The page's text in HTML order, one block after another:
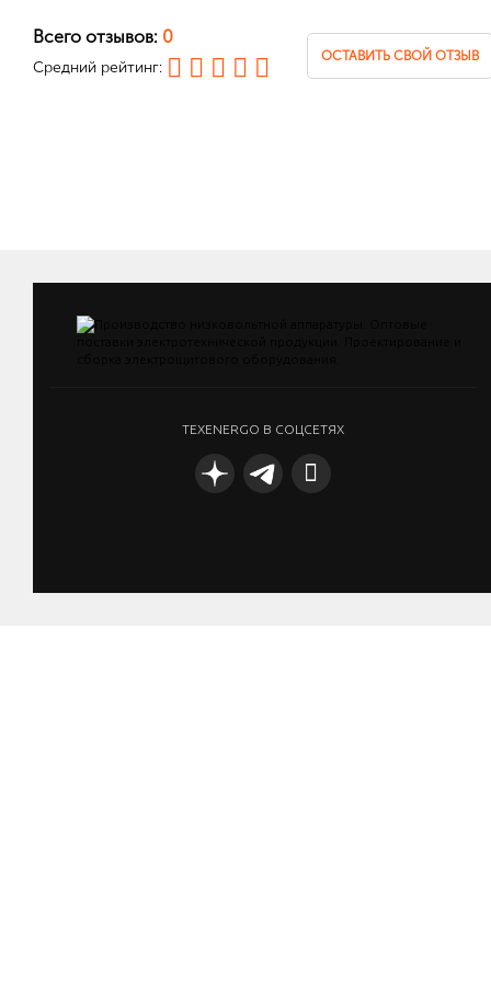
Всего отзывов: 0
Средний рейтинг:
ОСТАВИТЬ СВОЙ ОТЗЫВ
TEXENERGO В СОЦСЕТЯХ